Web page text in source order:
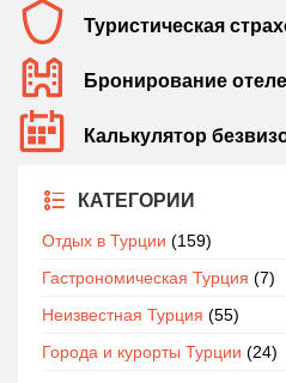
Туристическая
Бронирование
Калькулятор
КАТЕГОРИИ
Отдых в Турции (159)
Гастрономическая Турция (7)
Неизвестная Турция (55)
Города и курорты Турции (24)